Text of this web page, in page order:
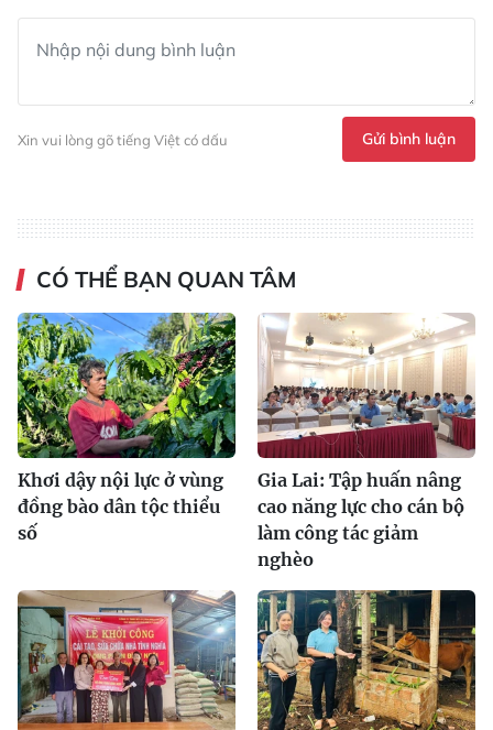
Xin vui lòng gõ tiếng Việt có dấu Gửi bình luận
CÓ THỂ BẠN QUAN TÂM
Khơi dậy nội lực ở vùng
đồng bào dân tộc thiểu
số
Gia Lai: Tập huấn nâng
cao năng lực cho cán bộ
làm công tác giảm
nghèo